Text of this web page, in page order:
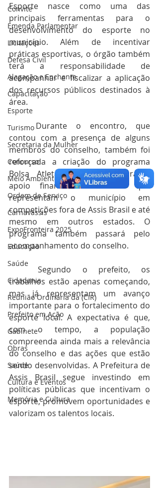
Convite
Emenda Parlamentar
Licitações
Defesa Civil
Alagação e Enchente
Capacitação
Esporte
Turismo
Secretaria da Mulher
Concurso
Meio Ambiente
Ordem de Serviço
Carnavassis
ExpoFronteira 2025
Educação
Saúde
Cidadania
Reunião Ordinária da (CIR)
Prefeito em Ação
Gabinete
Obras
Saúde
Cultura e Eventos
Memória e Cultura
Esporte nasce como uma das
principais ferramentas para o
desenvolvimento do esporte no
município. Além de incentivar
práticas esportivas, o órgão também
terá a responsabilidade de
acompanhar e fiscalizar a aplicação
dos recursos públicos destinados à
área.
	Durante o encontro, que
contou com a presença de alguns
membros do conselho, também foi
reforçada a criação do programa
Bolsa Atleta. A iniciativa garante
apoio financeiro a atletas que
representam o município em
competições fora de Assis Brasil e até
mesmo em outros estados. O
programa também passará pelo
acompanhamento do conselho.
	Segundo o prefeito, os
trabalhos estão apenas começando,
mas já representam um avanço
importante para o fortalecimento do
esporte local. A expectativa é que,
com o tempo, a população
compreenda ainda mais a relevância
do conselho e das ações que estão
sendo desenvolvidas. A Prefeitura de
Assis Brasil segue investindo em
políticas públicas que incentivam o
esporte, promovem oportunidades e
valorizam os talentos locais.